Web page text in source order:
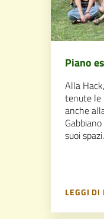
Piano
Alla
tenute le
anche
suoi
LEGGI DI